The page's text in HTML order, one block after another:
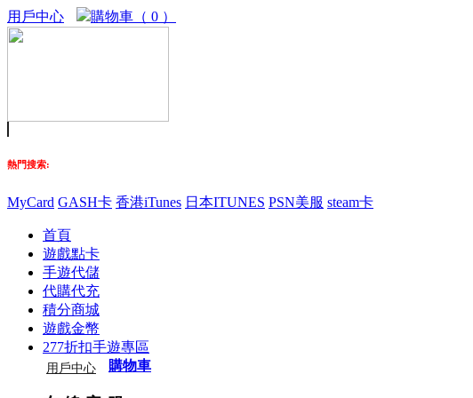
用戶中心 購物車（ 0 ）
熱門搜索:
MyCard GASH卡 香港iTunes 日本ITUNES PSN美服 steam卡
首頁
遊戲點卡
手遊代儲
代購代充
積分商城
遊戲金幣
277折扣手遊專區
用戶中心 購物車